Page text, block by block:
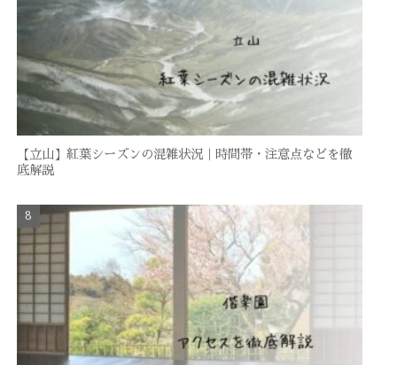
【立山】紅葉シーズンの混雑状況｜時間帯・注意点などを徹
底解説